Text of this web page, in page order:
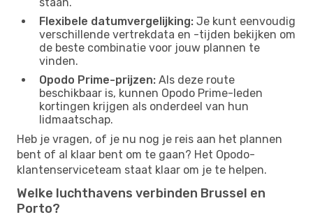
Flexibele datumvergelijking: Je kunt eenvoudig
verschillende vertrekdata en -tijden bekijken om
de beste combinatie voor jouw plannen te
vinden.
Opodo Prime-prijzen: Als deze route
beschikbaar is, kunnen Opodo Prime-leden
kortingen krijgen als onderdeel van hun
lidmaatschap.
Heb je vragen, of je nu nog je reis aan het plannen
bent of al klaar bent om te gaan? Het Opodo-
klantenserviceteam staat klaar om je te helpen.
Welke luchthavens verbinden Brussel en
Porto?